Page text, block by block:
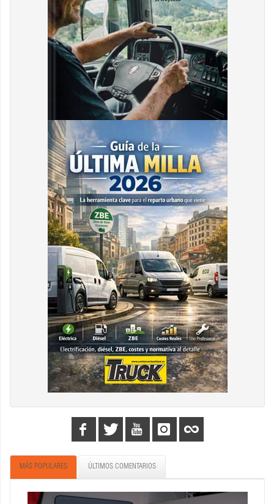
MÁS POPULARES ÚLTIMOS COMENTARIOS